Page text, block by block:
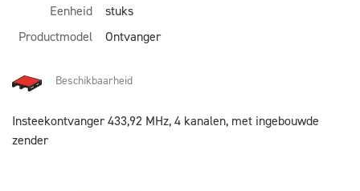
Eenheid
stuks
Productmodel
Ontvanger
Beschikbaarheid
Insteekontvanger 433,92 MHz, 4 kanalen, met ingebouwde
zender